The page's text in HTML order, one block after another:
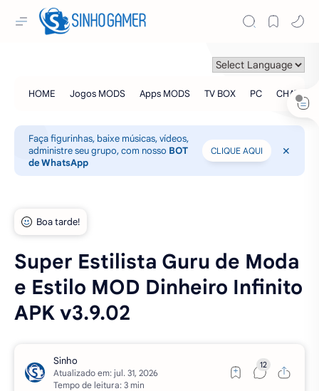
Faça figurinhas, baixe músicas, vídeos,
administre seu grupo, com nosso BOT
de WhatsApp
CLIQUE AQUI
Super Estilista Guru de Moda
e Estilo MOD Dinheiro Infinito
APK v3.9.02
Atualizado em:
Tempo de leitura: 3 min